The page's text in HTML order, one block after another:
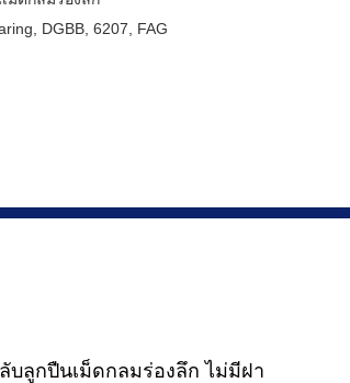
DGBB 6207 FAG
บลูกปืนเม็ดกลมร่องลึก ไม่มีฝา